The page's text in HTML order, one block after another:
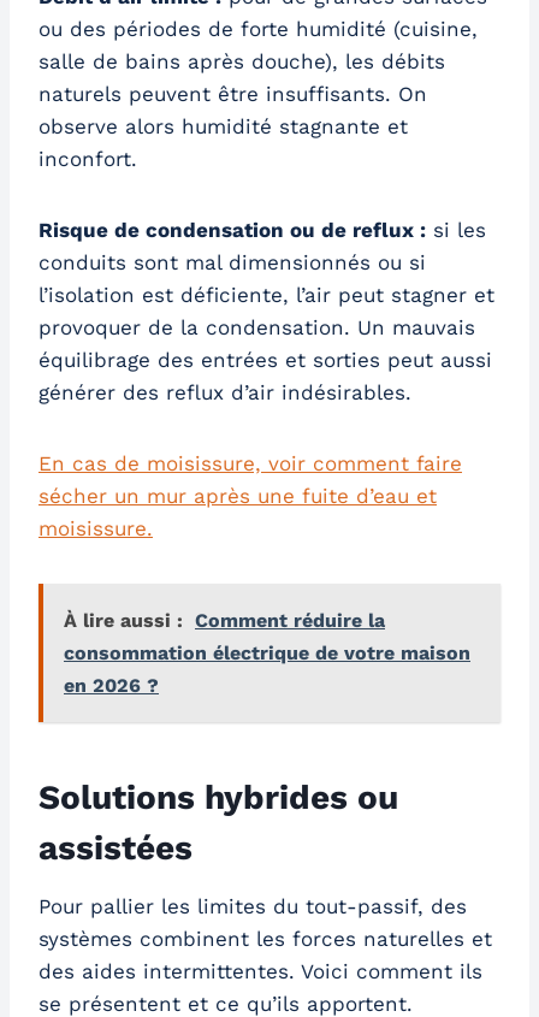
ou des périodes de forte humidité (cuisine,
salle de bains après douche), les débits
naturels peuvent être insuffisants. On
observe alors humidité stagnante et
inconfort.
Risque de condensation ou de reflux : si les
conduits sont mal dimensionnés ou si
l’isolation est déficiente, l’air peut stagner et
provoquer de la condensation. Un mauvais
équilibrage des entrées et sorties peut aussi
générer des reflux d’air indésirables.
En cas de moisissure, voir comment faire
sécher un mur après une fuite d’eau et
moisissure.
À lire aussi : Comment réduire la
consommation électrique de votre maison
en 2026 ?
Solutions hybrides ou
assistées
Pour pallier les limites du tout-passif, des
systèmes combinent les forces naturelles et
des aides intermittentes. Voici comment ils
se présentent et ce qu’ils apportent.